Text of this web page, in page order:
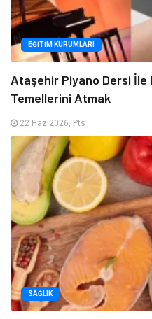
EĞITIM KURUMLARI
Ataşehir Piyano Dersi İle
Temellerini Atmak
22 Haz 2026, Pts
SAĞLIK